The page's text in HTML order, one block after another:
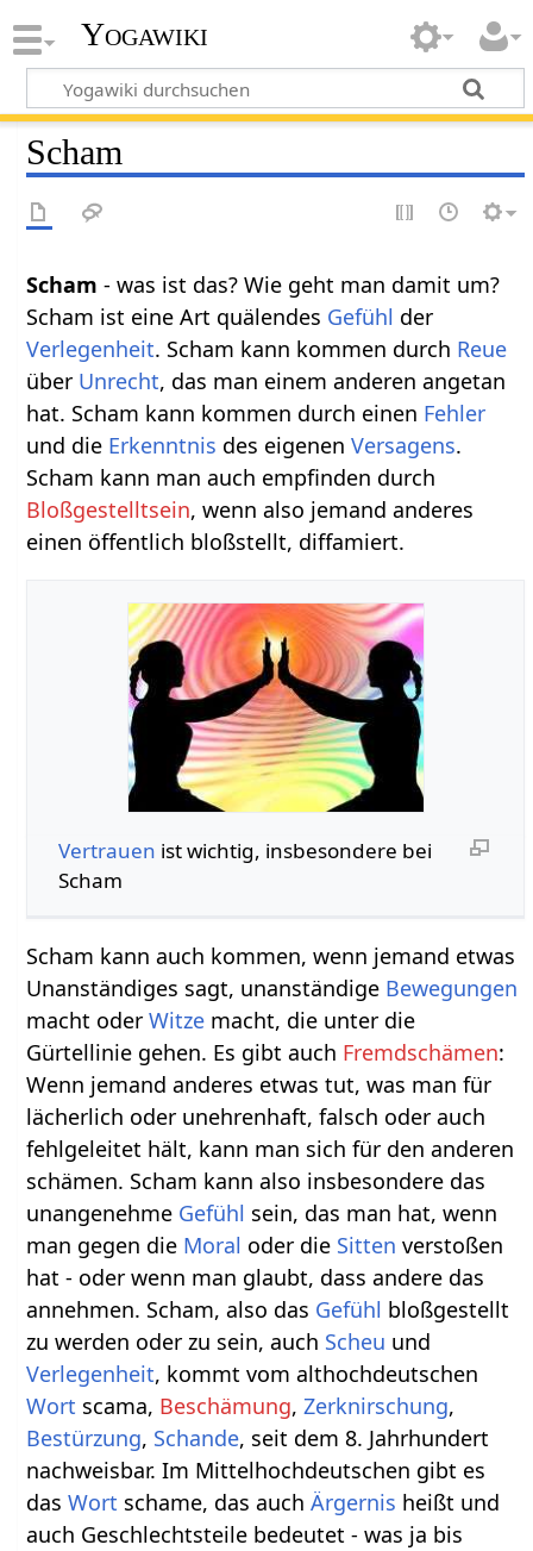
Yogawiki
Scham
Scham - was ist das? Wie geht man damit um?
Scham ist eine Art quälendes Gefühl der
Verlegenheit. Scham kann kommen durch Reue
über Unrecht, das man einem anderen angetan
hat. Scham kann kommen durch einen Fehler
und die Erkenntnis des eigenenVersagens.
Scham kann man auch empfinden durch
Bloßgestelltsein, wenn also jemand anderes
einen öffentlich bloßstellt, diffamiert.
Vertrauen ist wichtig, insbesondere bei
Scham
Scham kann auch kommen, wenn jemand etwas
Unanständiges sagt, unanständige Bewegungen
macht oderWitze macht, die unter die
Gürtellinie gehen. Es gibt auch Fremdschämen:
Wenn jemand anderes etwas tut, was man für
lächerlich oder unehrenhaft, falsch oder auch
fehlgeleitet hält, kann man sich für den anderen
schämen. Scham kann also insbesondere das
unangenehme Gefühl sein, das man hat, wenn
man gegen die Moral oder die Sitten verstoßen
hat - oder wenn man glaubt, dass andere das
annehmen. Scham, also das Gefühl bloßgestellt
zu werden oder zu sein, auch Scheu und
Verlegenheit, kommt vom althochdeutschen
Wort scama, Beschämung,Zerknirschung,
Bestürzung, Schande, seit dem 8. Jahrhundert
nachweisbar. Im Mittelhochdeutschen gibt es
dasWort schame, das auchÄrgernis heißt und
auch Geschlechtsteile bedeutet - was ja bis